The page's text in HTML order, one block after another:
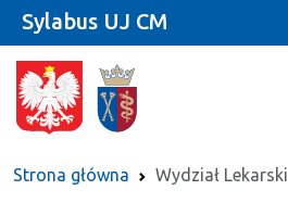
Strona główna
Wydział Lekarski
Sylabus UJ CM